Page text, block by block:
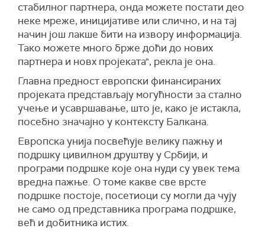
стабилног партнера, онда можете постати део
неке мреже, иницијативе или слично, и на тај
начин још лакше бити на извору информација.
Тако можете много брже доћи до нових
партнера и новх пројеката", рекла је она.
Главна предност европски финансираних
пројеката представљају могућности за стално
учење и усавршавање, што је, како је истакла,
посебно значајно у контексту Балкана.
Европска унија посвећује велику пажњу и
подршку цивилном друштву у Србији, и
програми подршке које она нуди су увек тема
вредна пажње. О томе какве све врсте
подршке постоје, посетиоци су могли да чују
не само од представника програма подршке,
већ и добитника истих.